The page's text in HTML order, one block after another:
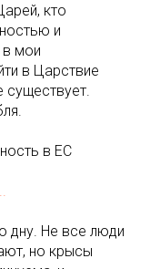
кто
и
в мои
в Царствие
существует.
в ЕС
дну. Не все люди
но крысы